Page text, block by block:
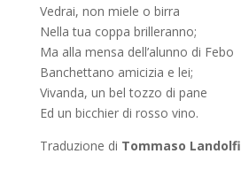
Vedrai, non miele o birra
Nella tua coppa brilleranno;
Ma alla mensa dell’alunno di Febo
Banchettano amicizia e lei;
Vivanda, un bel tozzo di pane
Ed un bicchier di rosso vino.
Traduzione di Tommaso Landolfi